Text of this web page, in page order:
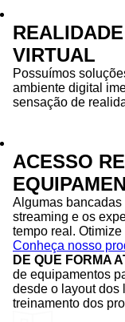
VIRTUAL
Possuímos
ambiente digital
sensação de
ACESSO
Algumas
streaming e os
tempo real.
Conheça nosso
DE QUE FORMA
de equipamentos
desde o layout dos
treinamento dos